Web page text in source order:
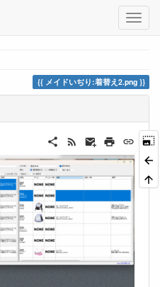
メイドいぢり:着替え2.png